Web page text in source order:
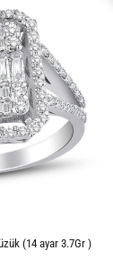
(14 ayar 3.7Gr )